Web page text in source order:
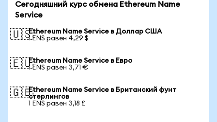
Сегодняшний курс обмена Ethereum Name
Service
🇺🇸Ethereum Name Service в Доллар США
1 ENS равен 4,29 $
🇪🇺Ethereum Name Service в Евро
1 ENS равен 3,71 €
🇬🇧Ethereum Name Service в Британский фунт
стерлингов
1 ENS равен 3,18 £